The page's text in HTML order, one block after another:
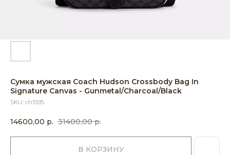
Сумка мужская Coach Hudson Crossbody Bag In
Signature Canvas - Gunmetal/Charcoal/Black
SKU: ch1595
14600,00 р. 31400,00 р.
В КОРЗИНУ